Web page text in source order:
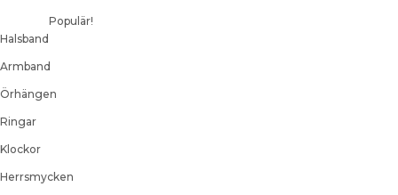
Halsband
Populär!
Armband
Örhängen
Ringar
Klockor
Herrsmycken